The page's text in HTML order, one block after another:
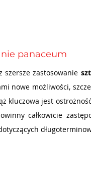
panaceum
szersze zastosowanie
nowe możliwości,
kluczowa jest
całkowicie